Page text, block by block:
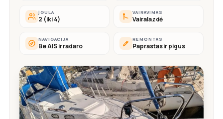
ĮGULA
2 (iki 4)
VAIRAVIMAS
Vairalazdė
NAVIGACIJA
Be AIS ir radaro
REMONTAS
Paprastas ir pigus